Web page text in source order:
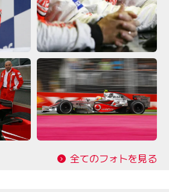
全てのフォトを見る